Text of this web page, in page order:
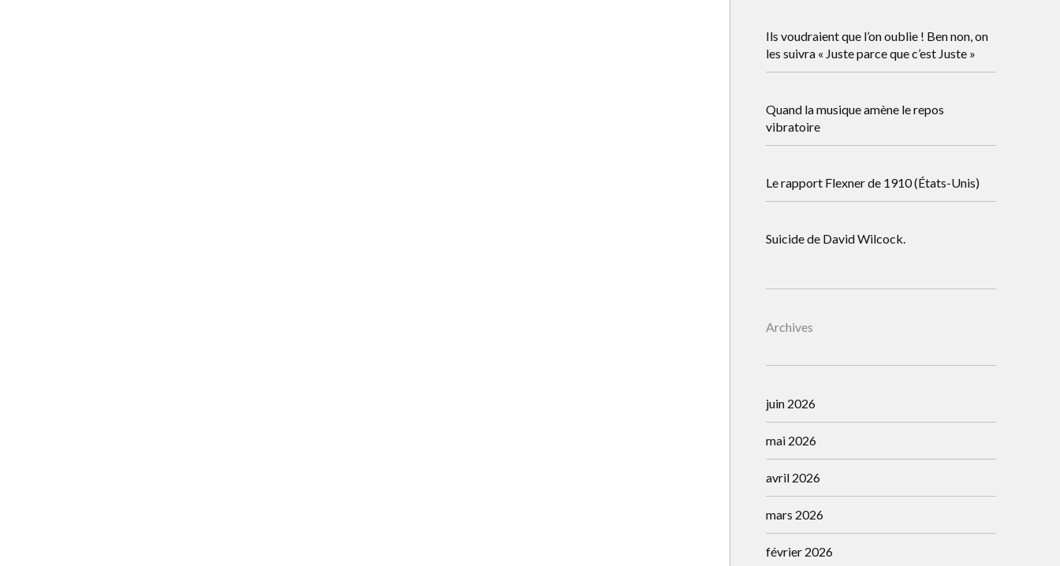
Ils voudraient que l’on oublie ! Ben non, on
les suivra « Juste parce que c’est Juste »
Quand la musique amène le repos
vibratoire
Le rapport Flexner de 1910 (États-Unis)
Suicide de David Wilcock.
Archives
juin 2026
mai 2026
avril 2026
mars 2026
février 2026